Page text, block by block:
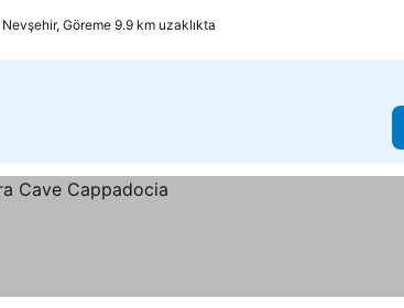
Nevşehir, Göreme 9.9 km uzaklıkta